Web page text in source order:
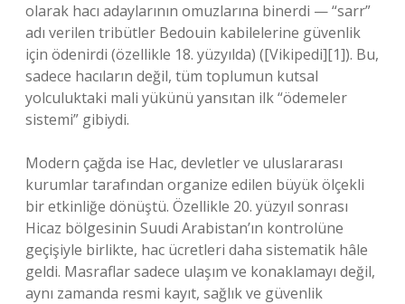
olarak hacı adaylarının omuzlarına binerdi — “sarr”
adı verilen tribütler Bedouin kabilelerine güvenlik
için ödenirdi (özellikle 18. yüzyılda) ([Vikipedi][1]). Bu,
sadece hacıların değil, tüm toplumun kutsal
yolculuktaki mali yükünü yansıtan ilk “ödemeler
sistemi” gibiydi.
Modern çağda ise Hac, devletler ve uluslararası
kurumlar tarafından organize edilen büyük ölçekli
bir etkinliğe dönüştü. Özellikle 20. yüzyıl sonrası
Hicaz bölgesinin Suudi Arabistan’ın kontrolüne
geçişiyle birlikte, hac ücretleri daha sistematik hâle
geldi. Masraflar sadece ulaşım ve konaklamayı değil,
aynı zamanda resmi kayıt, sağlık ve güvenlik